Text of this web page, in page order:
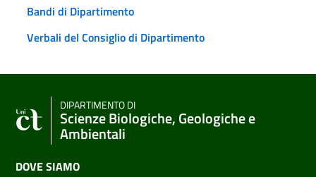
Bandi di Dipartimento
Verbali del Consiglio di Dipartimento
DIPARTIMENTO DI
Scienze Biologiche, Geologiche e
Ambientali
DOVE SIAMO